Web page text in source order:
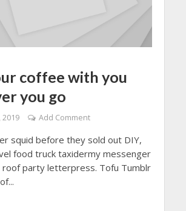
coffee with you
you go
2019 Add Comment
squid before they sold out DIY,
food truck taxidermy messenger
party letterpress. Tofu Tumblr